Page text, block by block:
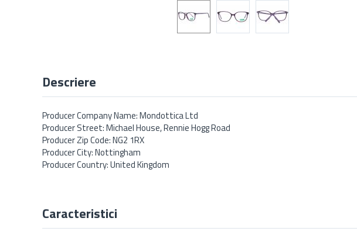
Descriere
Producer Company Name: Mondottica Ltd
Producer Street: Michael House, Rennie Hogg Road
Producer Zip Code: NG2 1RX
Producer City: Nottingham
Producer Country: United Kingdom
Caracteristici